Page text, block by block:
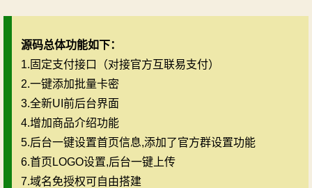
源码总体功能如下：
1.固定支付接口（对接官方互联易支付）
2.一键添加批量卡密
3.全新UI前后台界面
4.增加商品介绍功能
5.后台一键设置首页信息,添加了官方群设置功能
6.首页LOGO设置,后台一键上传
7.域名免授权可自由搭建